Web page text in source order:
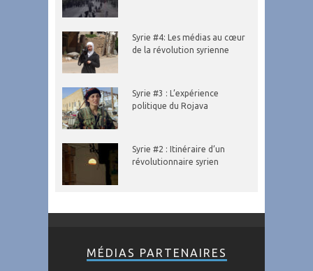
Syrie #4: Les médias au cœur
de la révolution syrienne
Syrie #3 : L’expérience
politique du Rojava
Syrie #2 : Itinéraire d’un
révolutionnaire syrien
MÉDIAS PARTENAIRES